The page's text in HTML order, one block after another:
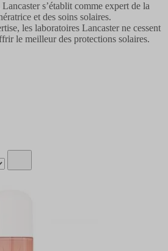
s’établit comme expert de la
et des soins solaires.
les laboratoires Lancaster ne cessent
le meilleur des protections solaires.